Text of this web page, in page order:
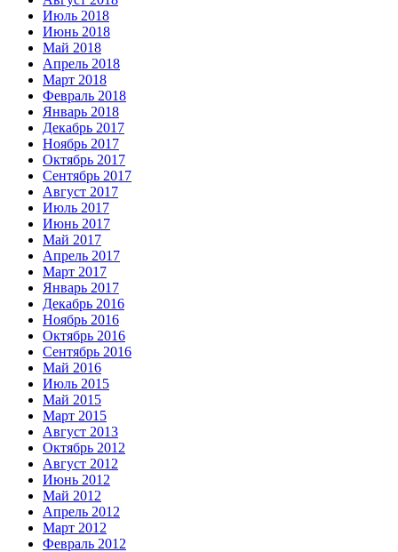
Июль 2018
Июнь 2018
Май 2018
Апрель 2018
Март 2018
Февраль 2018
Январь 2018
Декабрь 2017
Ноябрь 2017
Октябрь 2017
Сентябрь 2017
Август 2017
Июль 2017
Июнь 2017
Май 2017
Апрель 2017
Март 2017
Январь 2017
Декабрь 2016
Ноябрь 2016
Октябрь 2016
Сентябрь 2016
Май 2016
Июль 2015
Май 2015
Март 2015
Август 2013
Октябрь 2012
Август 2012
Июнь 2012
Май 2012
Апрель 2012
Март 2012
Февраль 2012